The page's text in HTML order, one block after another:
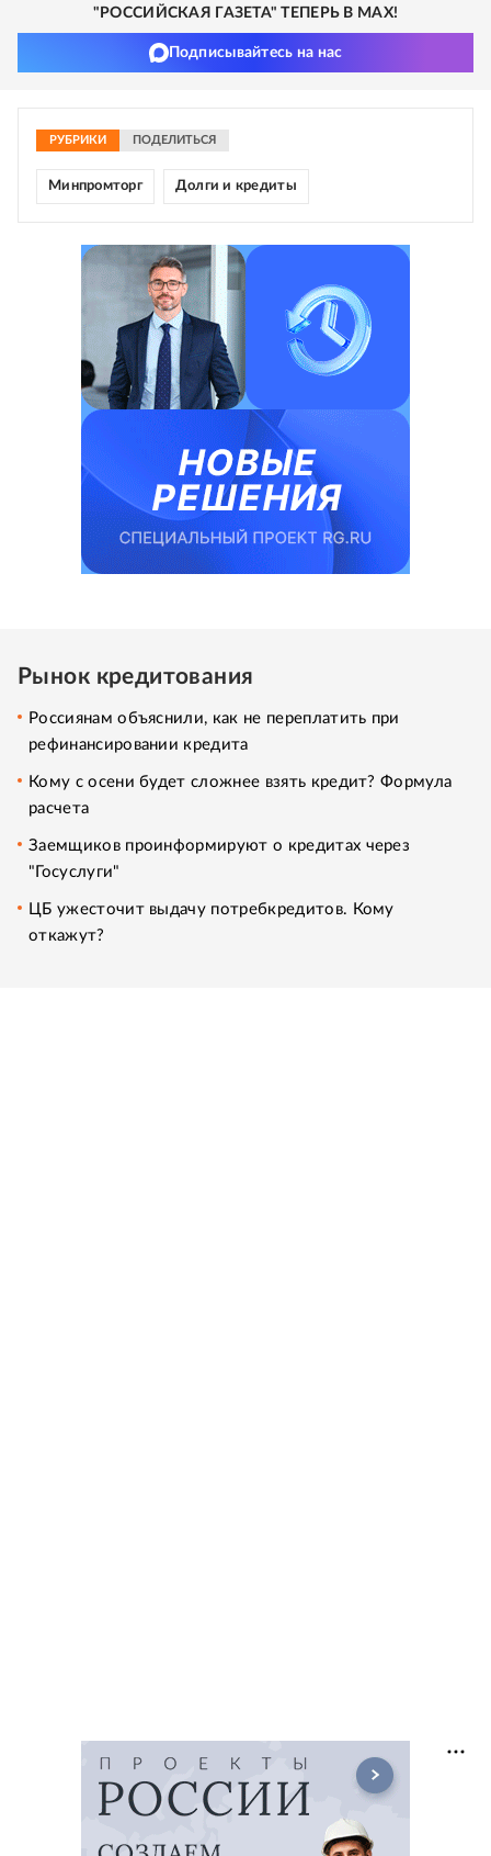
"РОССИЙСКАЯ ГАЗЕТА" ТЕПЕРЬ В MAX!
Подписывайтесь на нас
РУБРИКИ ПОДЕЛИТЬСЯ
Минпромторг Долги и кредиты
Рынок кредитования
Россиянам объяснили, как не переплатить при
рефинансировании кредита
Кому с осени будет сложнее взять кредит? Формула
расчета
Заемщиков проинформируют о кредитах через
"Госуслуги"
ЦБ ужесточит выдачу потребкредитов. Кому
откажут?